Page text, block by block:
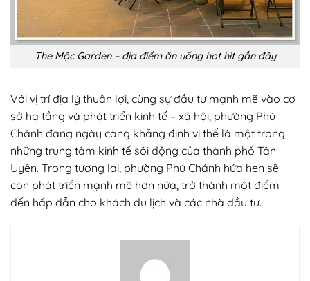
The Mộc Garden – địa điểm ăn uống hot hit gần đây
Với vị trí địa lý thuận lợi, cùng sự đầu tư mạnh mẽ vào cơ
sở hạ tầng và phát triển kinh tế – xã hội, phường Phú
Chánh đang ngày càng khẳng định vị thế là một trong
những trung tâm kinh tế sôi động của thành phố Tân
Uyên. Trong tương lai, phường Phú Chánh hứa hẹn sẽ
còn phát triển mạnh mẽ hơn nữa, trở thành một điểm
đến hấp dẫn cho khách du lịch và các nhà đầu tư.